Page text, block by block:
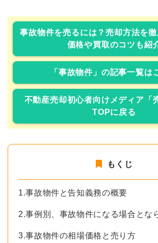
事故物件を売るには？売却方法を
価格や買取のコツも紹
「事故物件」の記事一覧は
不動産売却初心者向けメディア「
TOPに戻る
もくじ
1.事故物件と告知義務の概要
2.事例別、事故物件になる場合とな
3.事故物件の相場価格と売り方